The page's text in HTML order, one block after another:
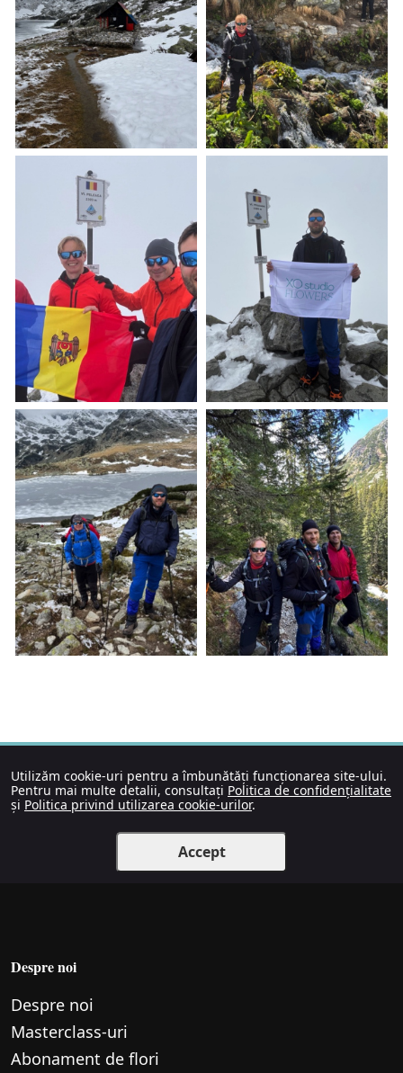
Utilizăm cookie-uri pentru a îmbunătăți funcționarea site-ului.
Pentru mai multe detalii, consultați Politica de confidențialitate
și Politica privind utilizarea cookie-urilor.
Accept
Despre noi
Despre noi
Маsterclass-uri
Abonament de flori